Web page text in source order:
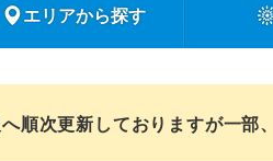
エリアから探す
順次更新しておりますが一部